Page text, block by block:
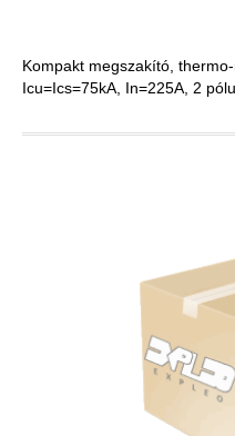
Kompakt megszakító,
Icu=Ics=75kA, In=225A, 2